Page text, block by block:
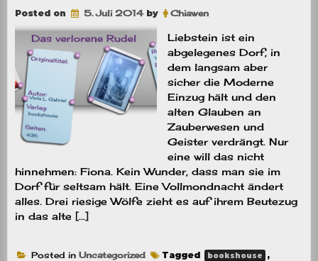
Posted on 5. Juli 2014by Chiawen
Liebstein ist ein
abgelegenes Dorf, in
dem langsam aber
sicher die Moderne
Einzug hält und den
alten Glauben an
Zauberwesen und
Geister verdrängt. Nur
eine will das nicht
hinnehmen: Fiona. Kein Wunder, dass man sie im
Dorf für seltsam hält. Eine Vollmondnacht ändert
alles. Drei riesige Wölfe zieht es auf ihrem Beutezug
in das alte […]
Posted in Uncategorized Tagged bookshouse ,